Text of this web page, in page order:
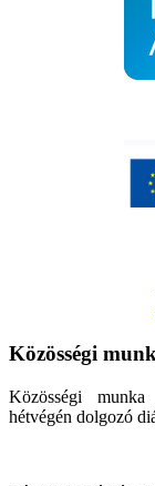
Közösségi
Közösségi
hétvégén dolgozó